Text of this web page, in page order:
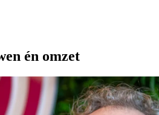
én omzet